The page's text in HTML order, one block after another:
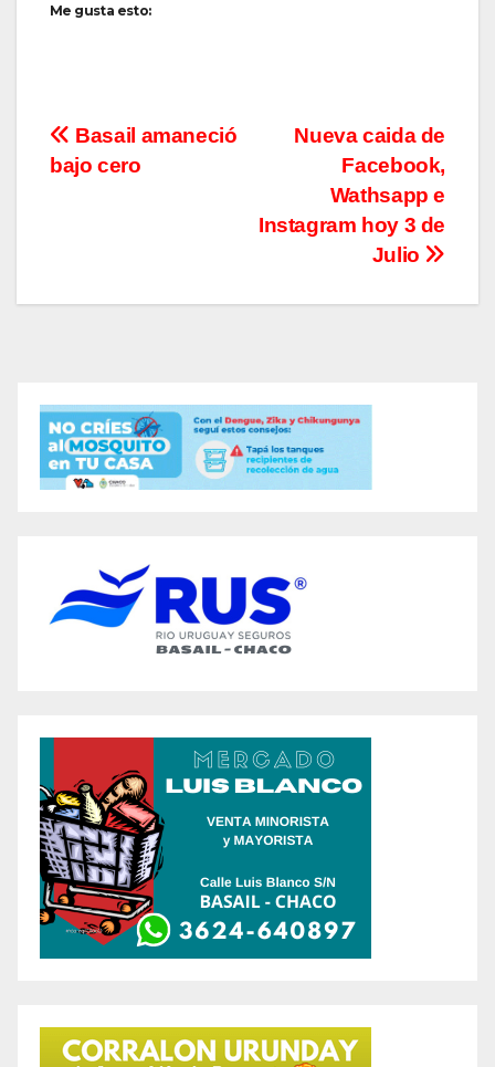
Me gusta esto:
Navegación
de
Nueva caida de
Facebook,
Wathsapp e
Instagram hoy 3 de
Julio
Basail amaneció
bajo cero